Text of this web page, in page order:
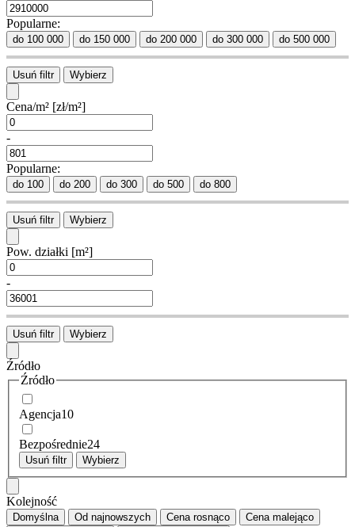
Popularne:
do 100 000 do 150 000 do 200 000 do 300 000 do 500 000
Usuń filtr Wybierz
Cena/m² [zł/m²]
-
Popularne:
do 100 do 200 do 300 do 500 do 800
Usuń filtr Wybierz
Pow. działki [m²]
-
Usuń filtr Wybierz
Źródło
Źródło
Agencja10
Bezpośrednie24
Usuń filtr Wybierz
Kolejność
Domyślna Od najnowszych Cenarosnąco Cenamalejąco